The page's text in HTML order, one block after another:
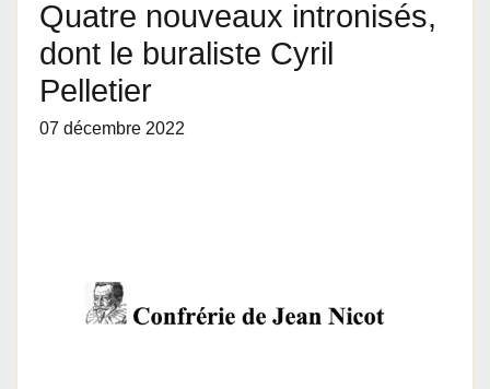
Quatre nouveaux intronisés,
dont le buraliste Cyril
Pelletier
07 décembre 2022